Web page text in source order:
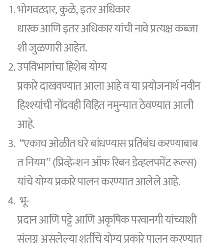
भोगवटदार, कुळे, इतर अधिकार
धारक आणि इतर अधिकार यांची नावे प्रत्यक्ष कब्जा
शी जुळणारी आहेत.
उपविभागांचा हिशेब योग्य
प्रकारे दाखवण्यात आला आहे व या प्रयोजनार्थ नवीन
हिश्श्यांची नोंदवही विहित नमुन्यात ठेवण्यात आली
आहे.
“एकाच ओळीत घरे बांधण्यास प्रतिबंध करण्याबाब
त नियम” (प्रिव्हेन्शन ऑफ रिबन डेव्हलपमेंट रूल्स)
यांचे योग्य प्रकारे पालन करण्यात आलेले आहे.
भू-
प्रदान आणि पट्टे आणि अकृषिक परवानगी यांच्याशी
संलग्न असलेल्या शर्तींचे योग्य प्रकारे पालन करण्यात